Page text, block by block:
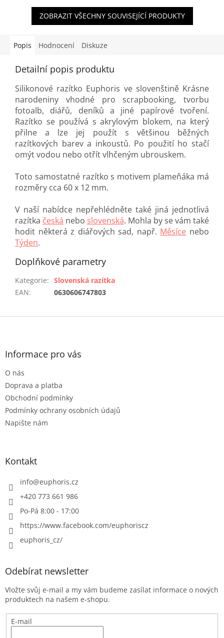
ZOBRAZIT VŠECHNY SOUVISEJÍCÍ PRODUKTY
Popis Hodnocení Diskuze
Detailní popis produktu
Silikonové razítko Euphoris ve slovenštině Krásne
narodeniny vhodné pro scrapbooking, tvorbu
fotoalb, diářů, deníků a jiné papírové tvoření.
Razítko se používá s akrylovým blokem, na který
přilne a lze jej použít s většinou běžných
razítkových barev a inkoustů. Po použití ho stačí
omýt vodou nebo otřít vlhčeným ubrouskem.
Toto samostatné razítko s motivem plameňáka má
rozměry cca 60 x 12 mm.
V naší nabídce nepřehlédněte také jiná jednotlivá
razítka česká nebo slovenská. Mohla by se vám také
hodit některá z diářových sad, např. Měsíce nebo
Týden.
Doplňkové parametry
Kategorie: Slovenská razítka
EAN: 0630606747803
Z
Informace pro vás
O nás
Doprava a platba
Obchodní podmínky
Podmínky ochrany osobních údajů
Napište nám
Kontakt
info@euphoris.cz
+420 773 661 986
Po-Pá 8:00 - 17:00
https://www.facebook.com/euphoriscz
euphoris_cz/
Odebírat newsletter
Vložte svůj e-mail a my vám budeme zasílat informace o nových
produktech na našem e-shopu.
E-mail